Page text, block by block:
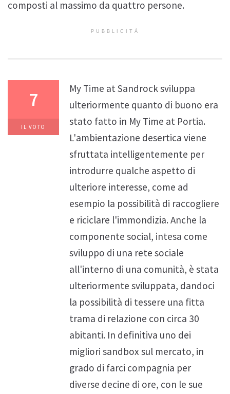
composti al massimo da quattro persone.
PUBBLICITÀ
7
IL VOTO
My Time at Sandrock sviluppa
ulteriormente quanto di buono era
stato fatto in My Time at Portia.
L'ambientazione desertica viene
sfruttata intelligentemente per
introdurre qualche aspetto di
ulteriore interesse, come ad
esempio la possibilità di raccogliere
e riciclare l'immondizia. Anche la
componente social, intesa come
sviluppo di una rete sociale
all'interno di una comunità, è stata
ulteriormente sviluppata, dandoci
la possibilità di tessere una fitta
trama di relazione con circa 30
abitanti. In definitiva uno dei
migliori sandbox sul mercato, in
grado di farci compagnia per
diverse decine di ore, con le sue